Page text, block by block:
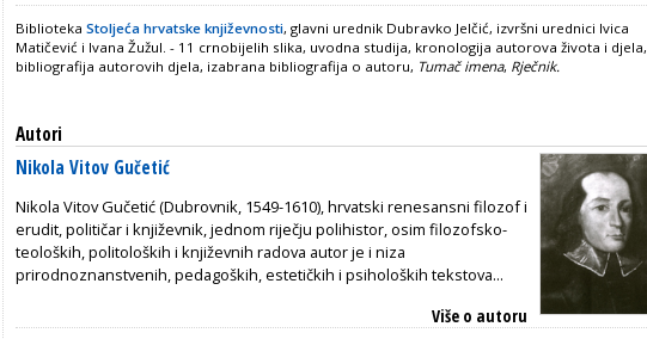
Biblioteka Stoljeća hrvatske književnosti, glavni urednik Dubravko Jelčić, izvršni urednici Ivica
Matičević i Ivana Žužul. - 11 crnobijelih slika, uvodna studija, kronologija autorova života i djela,
bibliografija autorovih djela, izabrana bibliografija o autoru, Tumač imena, Rječnik.
Autori
Nikola Vitov Gučetić
Nikola Vitov Gučetić (Dubrovnik, 1549-1610), hrvatski renesansni filozof i
erudit, političar i književnik, jednom riječju polihistor, osim filozofsko-
teoloških, politoloških i književnih radova autor je i niza
prirodnoznanstvenih, pedagoških, estetičkih i psiholoških tekstova...
Više o autoru